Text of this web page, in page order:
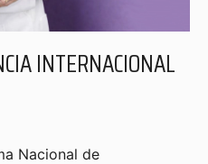
INTERNACIONAL
Nacional de